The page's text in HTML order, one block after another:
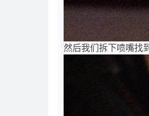
然后我们拆下喷嘴找